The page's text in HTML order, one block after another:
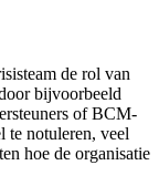
de rol van
bijvoorbeeld
of BCM-
te notuleren, veel
hoe de organisatie